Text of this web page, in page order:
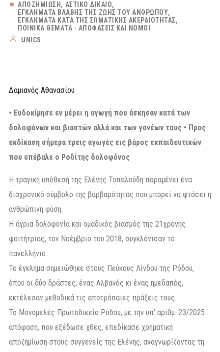
ΑΠΟΖΗΜΊΩΣΗ
ΑΣΤΙΚΌ ΔΊΚΑΙΟ
ΕΓΚΛΉΜΑΤΑ ΒΛΆΒΗΣ ΤΗΣ ΖΩΉΣ ΤΟΥ ΑΝΘΡΏΠΟΥ
ΕΓΚΛΉΜΑΤΑ ΚΑΤΆ ΤΗΣ ΣΩΜΑΤΙΚΉΣ ΑΚΕΡΑΙΌΤΗΤΑΣ
ΠΟΙΝΙΚΆ ΘΈΜΑΤΑ - ΑΠΟΦΆΣΕΙΣ ΚΑΙ ΝΌΜΟΙ
UNICS
Δαμιανός Αθανασίου
• Ευδοκίμησε εν μέρει η αγωγή που άσκησαν κατά των
δολοφόνων και βιαστών αλλά και των γονέων τους • Προς
εκδίκαση σήμερα τρεις αγωγές εις βάρος εκπαιδευτικών
που υπέβαλε ο Ροδίτης δολοφόνος
Η τραγική υπόθεση της Ελένης Τοπαλούδη παραμένει ένα
διαχρονικό σύμβολο της βαρβαρότητας που μπορεί να φτάσει η
ανθρώπινη φύση.
Η άγρια δολοφονία και ομαδικός βιασμός της 21χρονης
φοιτήτριας, τον Νοέμβριο του 2018, συγκλόνισαν το
πανελλήνιο.
Το έγκλημα σημειώθηκε στους Πεύκους Λίνδου της Ρόδου,
όπου οι δύο δράστες, ένας Αλβανός κι ένας ημεδαπός,
εκτέλεσαν μεθοδικά τις αποτρόπαιες πράξεις τους.
Το Μονομελές Πρωτοδικείο Ρόδου, με την υπ’ αρίθμ. 23/2025
απόφαση, που εξέδωσε χθες, επεδίκασε χρηματική
αποζημίωση στους συγγενείς της Ελένης, αναγνωρίζοντας τη